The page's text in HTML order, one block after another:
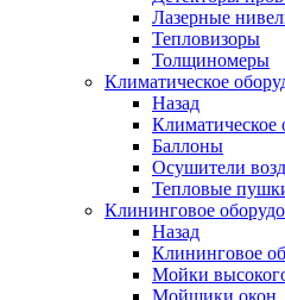
Лазерные
Тепловизоры
Толщиномеры
Климатическое
Назад
Климатическое
Баллоны
Осушители
Тепловые
Клининговое
Назад
Клининговое
Мойки
Мойщики окон